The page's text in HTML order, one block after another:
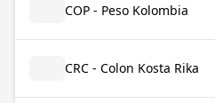
COP - Peso Kolombia
CRC - Colon Kosta Rika